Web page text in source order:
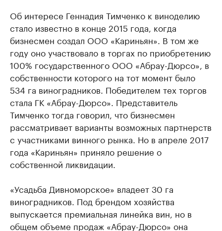
Об интересе Геннадия Тимченко к виноделию
стало известно в конце 2015 года, когда
бизнесмен создал ООО «Кариньян». В том же
году оно участвовало в торгах по приобретению
100% государственного ООО «Абрау-Дюрсо», в
собственности которого на тот момент было
534 га виноградников. Победителем тех торгов
стала ГК «Абрау-Дюрсо». Представитель
Тимченко тогда говорил, что бизнесмен
рассматривает варианты возможных партнерств
с участниками винного рынка. Но в апреле 2017
года «Кариньян» приняло решение о
собственной ликвидации.
«Усадьба Дивноморское» владеет 30 га
виноградников. Под брендом хозяйства
выпускается премиальная линейка вин, но в
общем объеме продаж «Абрау-Дюрсо» она